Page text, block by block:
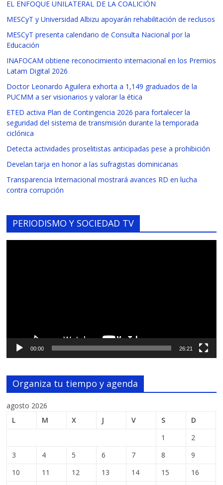
EL ENFOQUE UNILATERAL DE LA COALICIÓN
MESCyT y Universidad Albizu apoyarán rehabilitación de reclusos
MESCyT presenta calendario de Consulta Nacional por la
Educación
INAFOCAM obtiene reconocimiento internacional en los Premios
Latam Digital 2026
Doctor Leonardo Aguilera exhorta a 1,149 graduados de la
PUCMM a ser visionarios y valorar la ética
ETED activa Plan de Contingencia 2026 para fortalecer la
seguridad del sistema de transmisión durante la temporada
ciclónica
Detecta actividades proselitistas anticipadas pese a prohibición
Develan tarja en honor a las sufragistas dominicanas
Transparencia Internacional mostrará avances RD en lucha
contra corrupción
PERIODISMO Y SOCIEDAD TV
00:00 26:21
Organiza tu tiempo y agenda
agosto 2026
L
M X J V S
D
1
2
3
4 5 6 7 8
9
10
11 12 13 14 15
16